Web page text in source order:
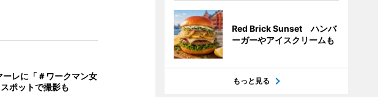
レに「＃ワークマン女
ポットで撮影も
Red Brick Sunset ハンバ
ーガーやアイスクリームも
もっと見る